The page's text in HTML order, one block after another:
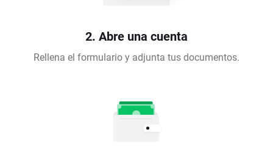
2. Abre una cuenta
Rellena el formulario y adjunta tus documentos.